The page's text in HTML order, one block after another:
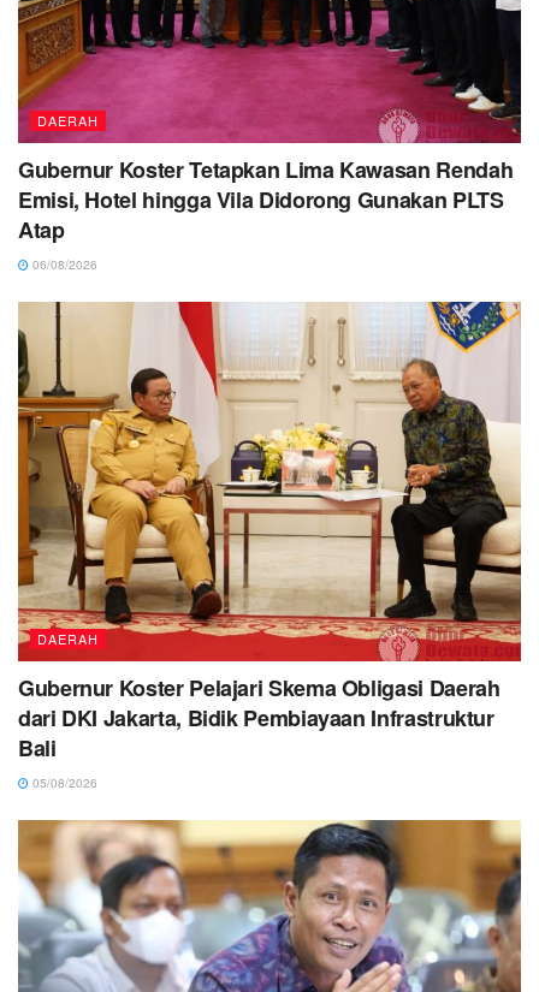
DAERAH
Gubernur Koster Tetapkan Lima Kawasan Rendah
Emisi, Hotel hingga Vila Didorong Gunakan PLTS
Atap
06/08/2026
DAERAH
Gubernur Koster Pelajari Skema Obligasi Daerah
dari DKI Jakarta, Bidik Pembiayaan Infrastruktur
Bali
05/08/2026